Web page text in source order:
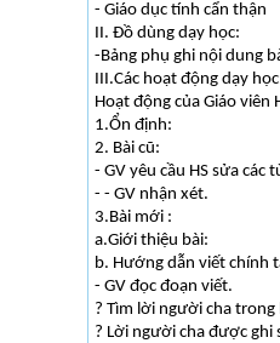
- Giáo dục tính cẩn thận
II. Đồ dùng dạy học:
-Bảng phụ ghi nội dung
III.Các hoạt động dạy
Hoạt động của Giáo viên
1.Ổn định:
2. Bài cũ:
- GV yêu cầu HS sửa các
- - GV nhận xét.
3.Bài mới :
a.Giới thiệu bài:
b. Hướng dẫn viết chính
- GV đọc đoạn viết.
? Tìm lời người cha trong
? Lời người cha được ghi